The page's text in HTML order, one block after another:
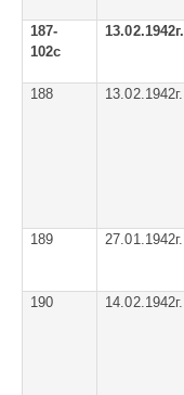
187-
102с
13.02.1942г.
188
13.02.1942г.
189
27.01.1942г.
190
14.02.1942г.